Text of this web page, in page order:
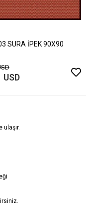
SURA İPEK 90X90
USD
ulaşır.